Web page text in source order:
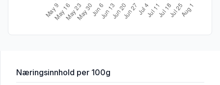
Næringsinnhold for 'Caj P. Marinade & Grillolje
per 100g